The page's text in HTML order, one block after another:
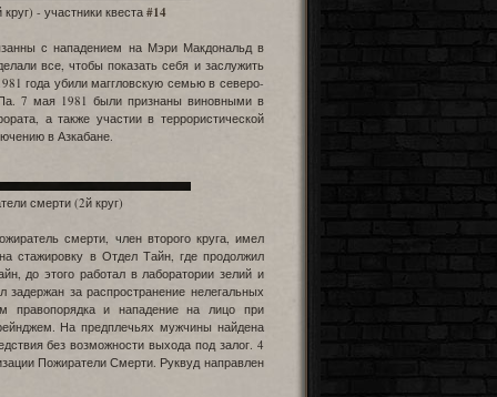
- участники квеста#14
с нападением на Мэри Макдональд в
все, чтобы показать себя и заслужить
года убили маггловскую семью в северо-
7 мая 1981 были признаны виновными в
а также участии в террористической
в Азкабане.
смерти (2й круг)
смерти, член второго круга, имел
стажировку в Отдел Тайн, где продолжил
до этого работал в лаборатории зелий и
за распространение нелегальных
правопорядка и нападение на лицо при
На предплечьях мужчины найдена
без возможности выхода под залог. 4
Пожиратели Смерти. Руквуд направлен